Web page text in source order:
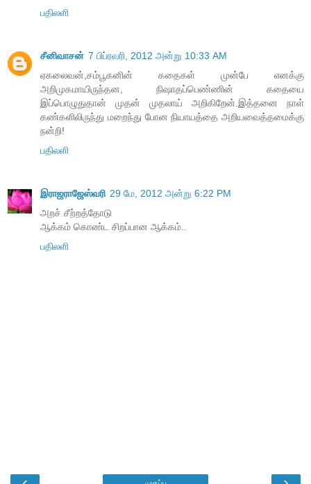
பதிலளி
சீனிவாசன் 7 பிப்ரவரி, 2012 அன்று 10:33 AM
ஏகலைவன்,சம்பூகனின் கதைகள் முன்பே எனக்கு
அறிமுகமாயிருந்தன, நிஷாதப்பெண்ணின் கதையை
இப்பொழுதுதான் முதன் முதலாய் அறிகிறேன்.இத்தனை நாள்
கண்களிலிருந்து மறைந்து போன நியாயத்தை அறியவைத்தமைக்கு
நன்றி!
பதிலளி
இராஜராஜேஸ்வரி 29 மே, 2012 அன்று 6:22 PM
அறச் சீற்றத்தோடு
ஆக்கம் கொண்ட சிறப்பான ஆக்கம்..
பதிலளி